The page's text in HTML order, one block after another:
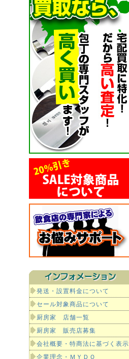
発送・設置料金について
セール対象商品について
厨房家 店舗一覧
厨房家 販売店募集
会社概要・特商法に基づく表示
企業理念・ＭＹＤＯ